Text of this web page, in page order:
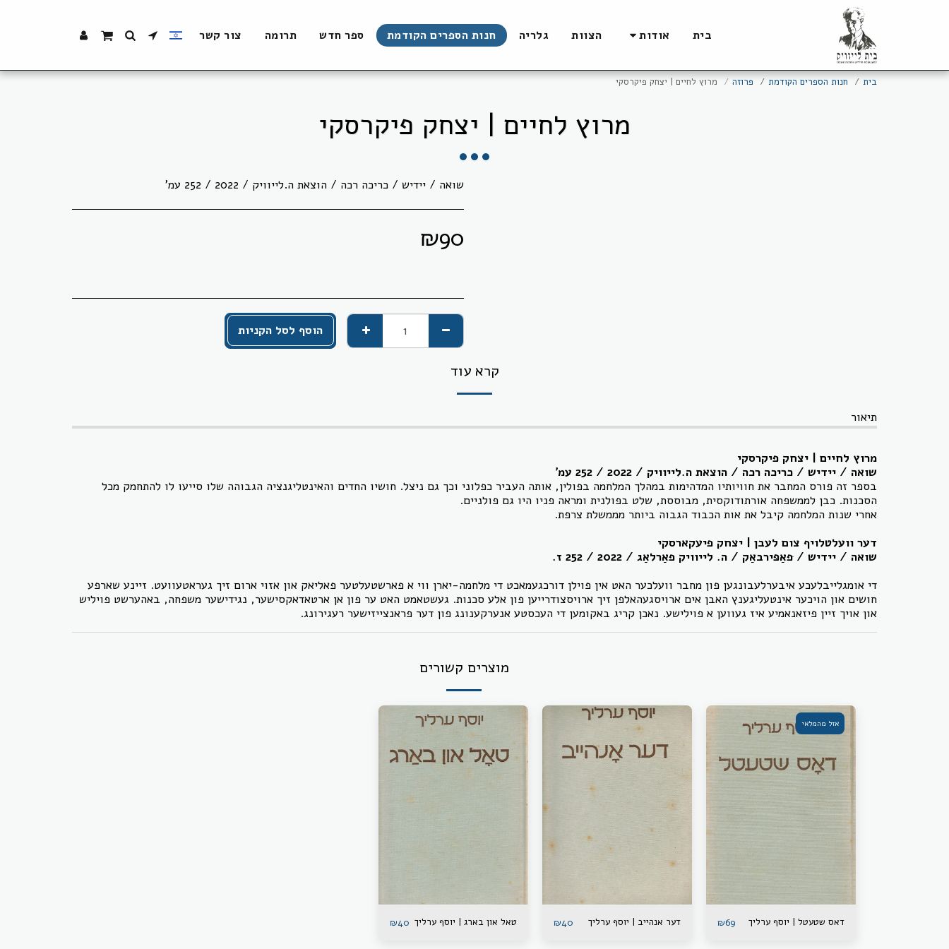
בית אודות הצוות גלריה חנות הספרים הקודמת ספר חדש תרומה צור קשר
בית חנות הספרים הקודמת פרוזה מרוץ לחיים | יצחק פיקרסקי
מרוץ לחיים | יצחק פיקרסקי
שואה / יידיש / כריכה רכה / הוצאת ה.לייוויק / 2022 / 252 עמ'
₪90
הוסף לסל הקניות
קרא עוד
תיאור
מרוץ לחיים | יצחק פיקרסקי
שואה / יידיש / כריכה רכה / הוצאת ה.לייוויק / 2022 / 252 עמ'
בספר זה פורס המחבר את חוויותיו המדהימות במהלך המלחמה בפולין, אותה העביר כפלוני וכך גם ניצל. חושיו החדים והאינטליגנציה הגבוהה שלו סייעו לו להתחמק מכל
הסכנות. כבן לממשפחה אורתודוקסית, מבוססת, שלט בפולנית ומראה פניו היו גם פולניים.
אחרי שנות המלחמה קיבל את אות הכבוד הגבוה ביותר מממשלת צרפת.
דער וועלטלויף צום לעבן | יצחק פיעקארסקי
שואה / יידיש /ּפאַפּירבאַק / ה. לייוויק פאַרלאַג / 2022 / 252 ז
.
די אומגלייבלעכע איבערלעבונגען פון מחבר וועלכער האט אין פוילן דורכגעמאכט די מלחמה-יארן ווי א פארשטעלטער פאליאק און אזוי ארום זיך געראטעוועט. זיינע שארפע
חושים און הויכער אינטעליגענץ האבן אים ארויסגעהאלפן זיך ארויסצודרייען פון אלע סכנות. געשטאמט האט ער פון אן ארטאדאקסישער, נגידישער משפחה, באהערשט פויליש
און אויך זיין פיזאנאמיע איז געווען א פוילישע. נאכן קריג באקומען די העכסטע אנערקענונג פון דער פראנצייזישער רעגירונג.
מוצרים קשורים
אזל מהמלאי
דאס שטעטל | יוסף ערליך ₪69 דער אנהייב | יוסף ערליך ₪40 טאל און בארג | יוסף ערליך ₪40